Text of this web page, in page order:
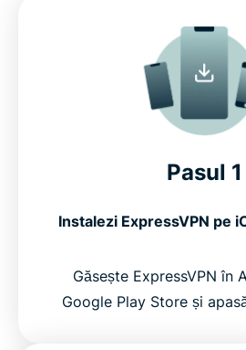
Pasul 1
Instalezi ExpressVPN pe
Găsește ExpressVPN în
Google Play Store și